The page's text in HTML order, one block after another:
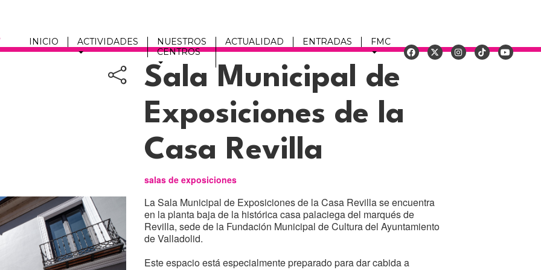
Menu
fmc
INICIO ACTIVIDADES
NUESTROS
CENTROS
ACTUALIDAD ENTRADAS FMC
Sala Municipal de
Exposiciones de la
Casa Revilla
salas de exposiciones
La Sala Municipal de Exposiciones de la Casa Revilla se encuentra
en la planta baja de la histórica casa palaciega del marqués de
Revilla, sede de la Fundación Municipal de Cultura del Ayuntamiento
de Valladolid.
Este espacio está especialmente preparado para dar cabida a